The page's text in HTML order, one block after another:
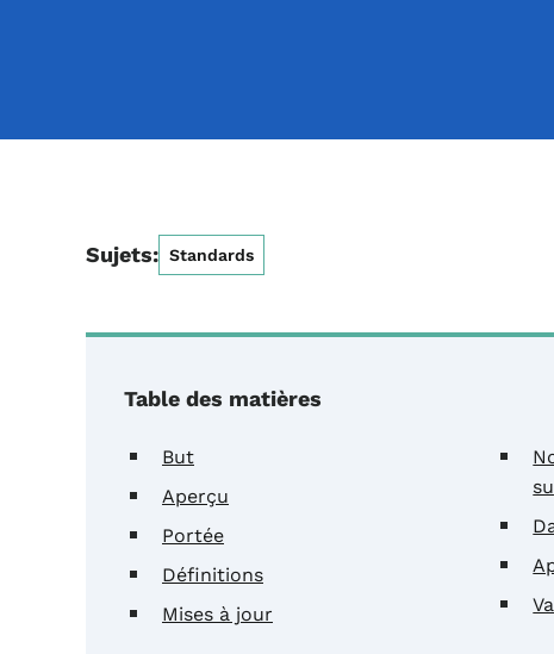
Sujets: Standards
Table des matières
But
Aperçu
Portée
Définitions
Mises à jour